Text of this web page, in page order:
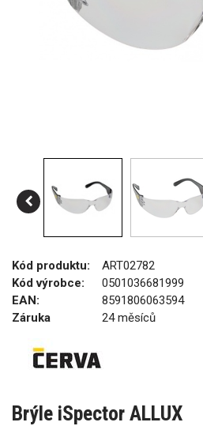
Kód produktu:
ART02782
Kód výrobce:
0501036681999
EAN:
8591806063594
Záruka
24 měsíců
Brýle iSpector ALLUX